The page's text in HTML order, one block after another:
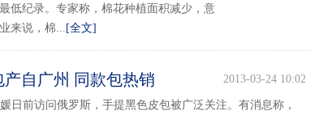
低纪录。专家称，棉花种植面积减少，意
来说，棉... [全文]
自广州 同款包热销 2013-03-24 10:02
日前访问俄罗斯，手提黑色皮包被广泛关注。有消息称，